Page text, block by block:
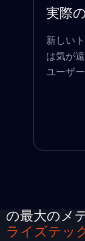
実際
新しい
は気が
ユーザー
の最大のメ
ライズテッ